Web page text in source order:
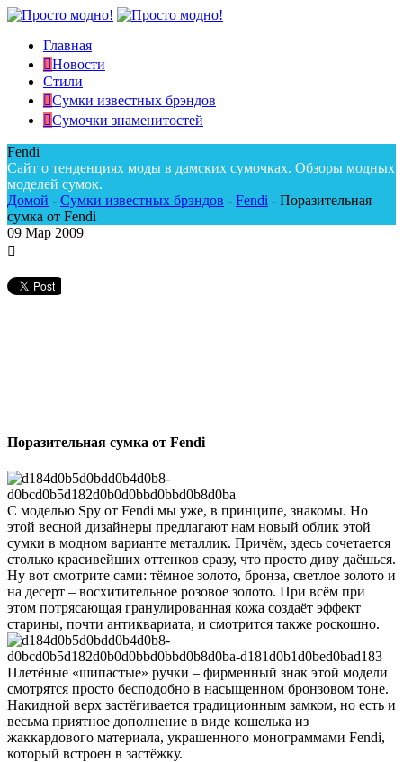
Главная
Новости
Стили
Сумки известных брэндов
Сумочки знаменитостей
Fendi
Сайт о тенденциях моды в дамских сумочках. Обзоры модных
моделей сумок.
Домой - Сумки известных брэндов - Fendi - Поразительная
сумка от Fendi
09 Мар 2009
Поразительная сумка от Fendi
С моделью Spy от Fendi мы уже, в принципе, знакомы. Но
этой весной дизайнеры предлагают нам новый облик этой
сумки в модном варианте металлик. Причём, здесь сочетается
столько красивейших оттенков сразу, что просто диву даёшься.
Ну вот смотрите сами: тёмное золото, бронза, светлое золото и
на десерт – восхитительное розовое золото. При всём при
этом потрясающая гранулированная кожа создаёт эффект
старины, почти антиквариата, и смотрится также роскошно.
Плетёные «шипастые» ручки – фирменный знак этой модели
смотрятся просто бесподобно в насыщенном бронзовом тоне.
Накидной верх застёгивается традиционным замком, но есть и
весьма приятное дополнение в виде кошелька из
жаккардового материала, украшенного монограммами Fendi,
который встроен в застёжку.